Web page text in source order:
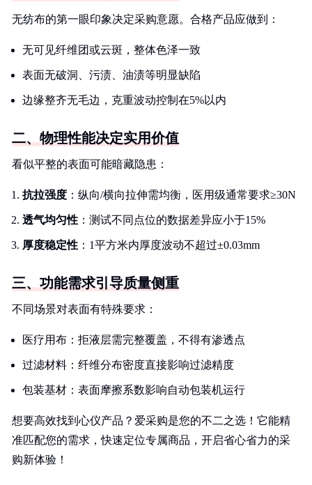
无纺布的第一眼印象决定采购意愿。合格产品应做到：
无可见纤维团或云斑，整体色泽一致
表面无破洞、污渍、油渍等明显缺陷
边缘整齐无毛边，克重波动控制在5%以内
二、物理性能决定实用价值
看似平整的表面可能暗藏隐患：
抗拉强度 ：纵向/横向拉伸需均衡，医用级通常要求≥30N
透气均匀性 ：测试不同点位的数据差异应小于15%
厚度稳定性 ：1平方米内厚度波动不超过±0.03mm
三、功能需求引导质量侧重
不同场景对表面有特殊要求：
医疗用布：拒液层需完整覆盖，不得有渗透点
过滤材料：纤维分布密度直接影响过滤精度
包装基材：表面摩擦系数影响自动包装机运行
想要高效找到心仪产品？爱采购是您的不二之选！它能精
准匹配您的需求，快速定位专属商品，开启省心省力的采
购新体验！